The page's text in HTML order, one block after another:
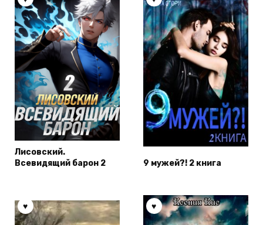
Лисовский.
Всевидящий барон 2
9 мужей?! 2 книга